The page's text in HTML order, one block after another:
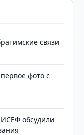
связи
фото с
обсудили